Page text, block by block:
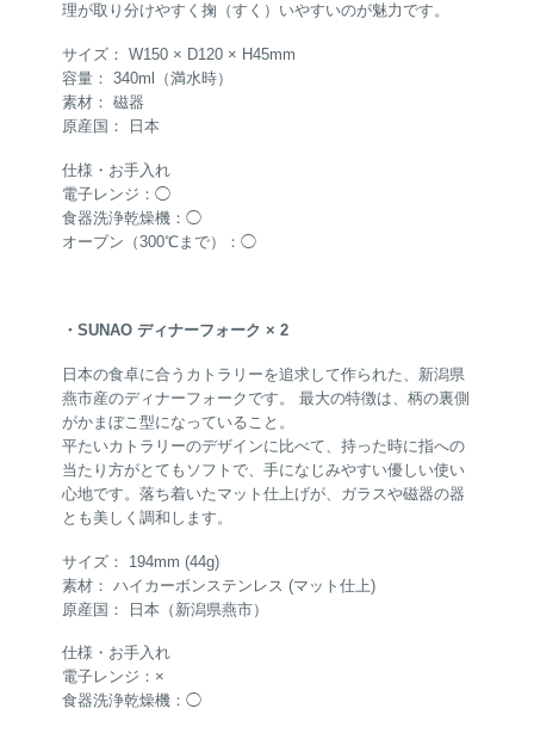
理が取り分けやすく掬（すく）いやすいのが魅力です。
サイズ： W150 × D120 × H45mm
容量： 340ml（満水時）
素材： 磁器
原産国： 日本
仕様・お手入れ
電子レンジ：◯
食器洗浄乾燥機：◯
オーブン（300℃まで）：◯
・SUNAO ディナーフォーク × 2
日本の食卓に合うカトラリーを追求して作られた、新潟県
燕市産のディナーフォークです。 最大の特徴は、柄の裏側
がかまぼこ型になっていること。
平たいカトラリーのデザインに比べて、持った時に指への
当たり方がとてもソフトで、手になじみやすい優しい使い
心地です。落ち着いたマット仕上げが、ガラスや磁器の器
とも美しく調和します。
サイズ： 194mm (44g)
素材： ハイカーボンステンレス (マット仕上)
原産国： 日本（新潟県燕市）
仕様・お手入れ
電子レンジ：×
食器洗浄乾燥機：◯